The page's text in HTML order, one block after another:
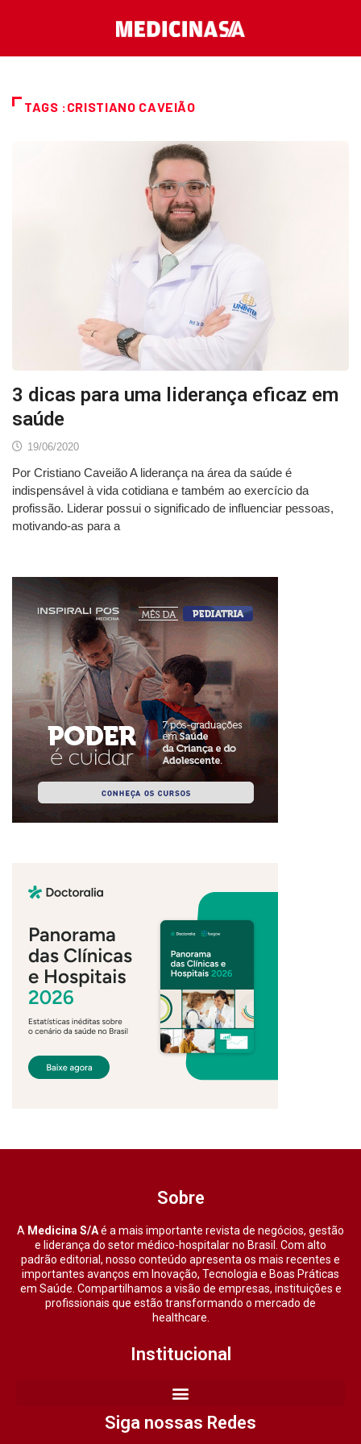
TAGS :CRISTIANO CAVEIÃO
3 dicas para uma liderança eficaz em
saúde
19/06/2020
Por Cristiano Caveião A liderança na área da saúde é
indispensável à vida cotidiana e também ao exercício da
profissão. Liderar possui o significado de influenciar pessoas,
motivando-as para a
Sobre
A Medicina S/Aé a mais importante revista de negócios, gestão
e liderança do setor médico-hospitalar no Brasil. Com alto
padrão editorial, nosso conteúdo apresenta os mais recentes e
importantes avanços em Inovação, Tecnologia e Boas Práticas
em Saúde. Compartilhamos a visão de empresas, instituições e
profissionais que estão transformando o mercado de
healthcare.
Institucional
Siga nossas Redes